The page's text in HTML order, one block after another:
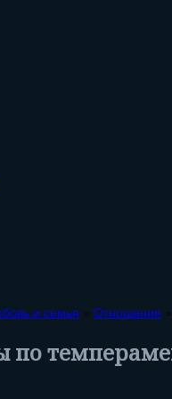
и семья » Отношения »
по